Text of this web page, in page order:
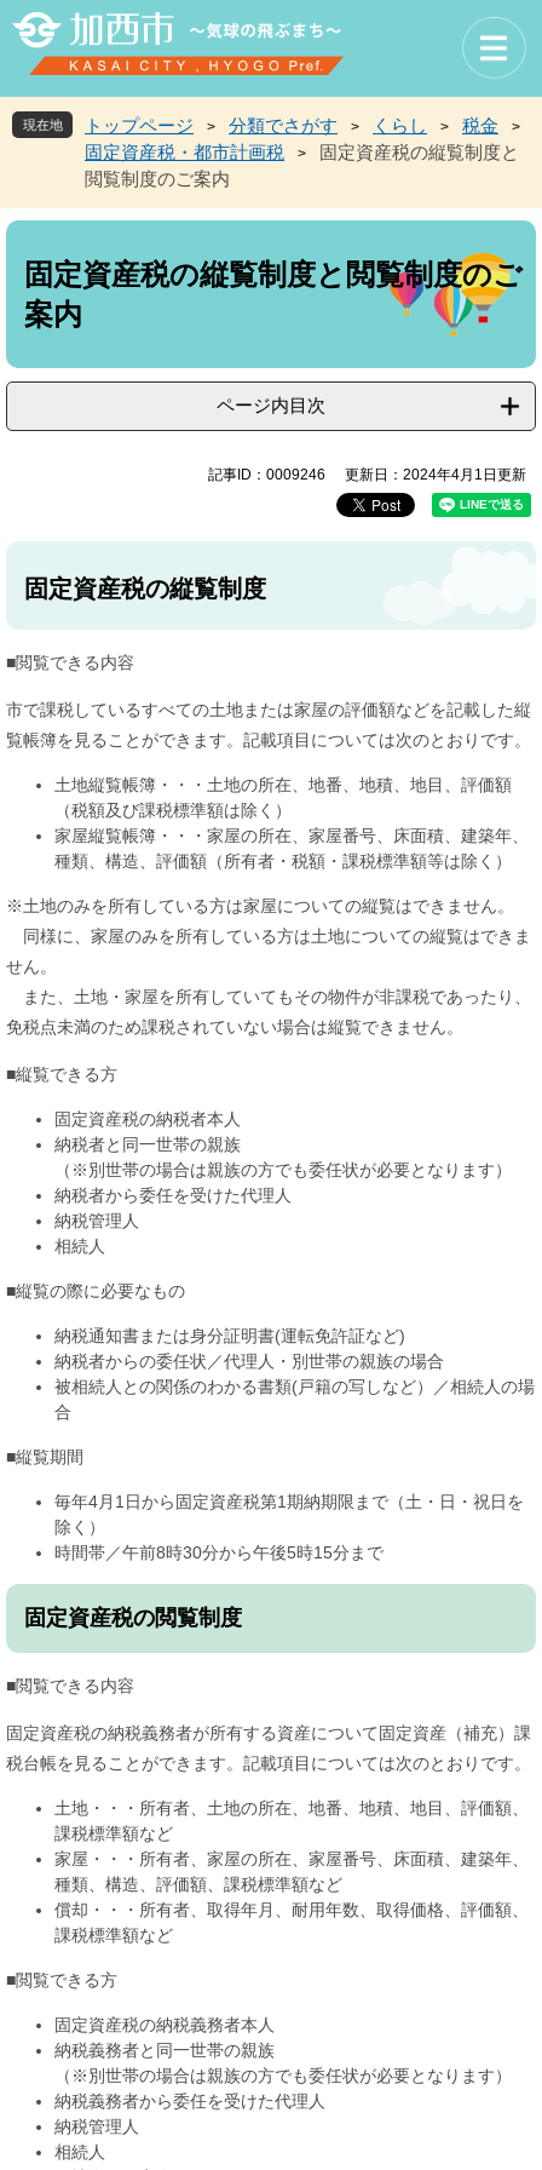
先
頭
を
飛
現在地 トップページ > 分類でさがす > くらし > 税金 >
固定資産税・都市計画税 >
固定資産税の縦覧制度と
閲覧制度のご案内
本
固定資産税の縦覧制度と閲覧制度のご
案内
ページ内目次
記事ID：0009246 更新日：2024年4月1日更新
固定資産税の縦覧制度
■閲覧できる内容
市で課税しているすべての土地または家屋の評価額などを記載した縦
覧帳簿を見ることができます。記載項目については次のとおりです。
土地縦覧帳簿・・・土地の所在、地番、地積、地目、評価額
（税額及び課税標準額は除く）
家屋縦覧帳簿・・・家屋の所在、家屋番号、床面積、建築年、
種類、構造、評価額（所有者・税額・課税標準額等は除く）
※土地のみを所有している方は家屋についての縦覧はできません。
同様に、家屋のみを所有している方は土地についての縦覧はできま
せん。
また、土地・家屋を所有していてもその物件が非課税であったり、
免税点未満のため課税されていない場合は縦覧できません。
■縦覧できる方
固定資産税の納税者本人
納税者と同一世帯の親族
（※別世帯の場合は親族の方でも委任状が必要となります）
納税者から委任を受けた代理人
納税管理人
相続人
■縦覧の際に必要なもの
納税通知書または身分証明書(運転免許証など)
納税者からの委任状／代理人・別世帯の親族の場合
被相続人との関係のわかる書類(戸籍の写しなど）／相続人の場
合
■縦覧期間
毎年4月1日から固定資産税第1期納期限まで（土・日・祝日を
除く）
時間帯／午前8時30分から午後5時15分まで
固定資産税の閲覧制度
■閲覧できる内容
固定資産税の納税義務者が所有する資産について固定資産（補充）課
税台帳を見ることができます。記載項目については次のとおりです。
土地・・・所有者、土地の所在、地番、地積、地目、評価額、
課税標準額など
家屋・・・所有者、家屋の所在、家屋番号、床面積、建築年、
種類、構造、評価額、課税標準額など
償却・・・所有者、取得年月、耐用年数、取得価格、評価額、
課税標準額など
■閲覧できる方
固定資産税の納税義務者本人
納税義務者と同一世帯の親族
（※別世帯の場合は親族の方でも委任状が必要となります）
納税義務者から委任を受けた代理人
納税管理人
相続人